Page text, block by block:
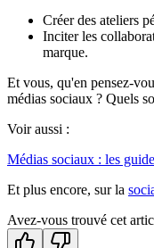
Créer des ateliers
Inciter les
marque.
Et vous, qu'en pensez-
médias sociaux ? Quels
Voir aussi :
Médias sociaux : les
Et plus encore, sur la
Avez-vous trouvé cet